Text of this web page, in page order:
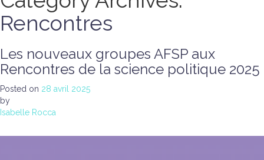
Rencontres
Les nouveaux groupes AFSP aux
Rencontres de la science politique 2025
Posted on 28 avril 2025
by
Isabelle Rocca